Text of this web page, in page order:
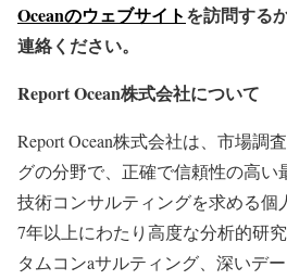
Oceanのウェブサイトを訪問する
連絡ください。
Report Ocean株式会社について
Report Ocean株式会社は、市場調
グの分野で、正確で信頼性の高
技術コンサルティングを求める個
7年以上にわたり高度な分析的研
タムコンaサルティング、深いデ